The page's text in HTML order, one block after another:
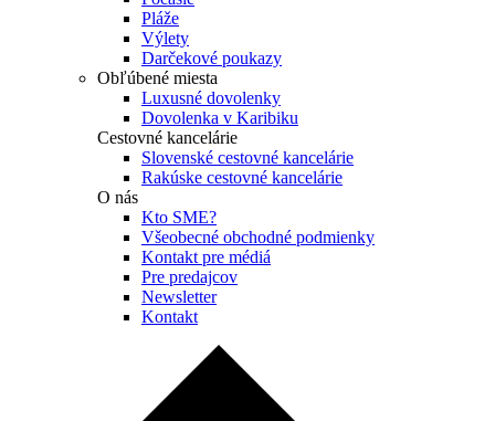
Pláže
Výlety
Darčekové poukazy
Obľúbené miesta
Luxusné dovolenky
Dovolenka v Karibiku
Cestovné kancelárie
Slovenské cestovné kancelárie
Rakúske cestovné kancelárie
O nás
Kto SME?
Všeobecné obchodné podmienky
Kontakt pre médiá
Pre predajcov
Newsletter
Kontakt